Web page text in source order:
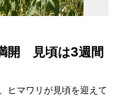
開 見頃は3週間
ヒマワリが見頃を迎えて